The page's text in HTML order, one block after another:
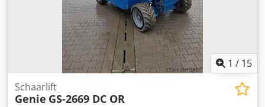
1 / 15
Schaarlift
Genie GS-2669 DC OR